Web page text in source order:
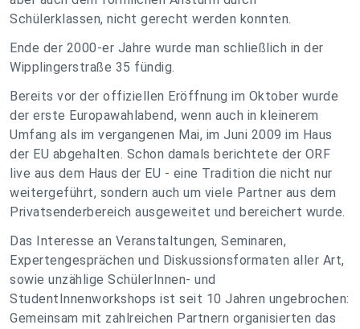
Schülerklassen, nicht gerecht werden konnten.
Ende der 2000-er Jahre wurde man schließlich in der
Wipplingerstraße 35 fündig.
Bereits vor der offiziellen Eröffnung im Oktober wurde
der erste Europawahlabend, wenn auch in kleinerem
Umfang als im vergangenen Mai, im Juni 2009 im Haus
der EU abgehalten. Schon damals berichtete der ORF
live aus dem Haus der EU - eine Tradition die nicht nur
weitergeführt, sondern auch um viele Partner aus dem
Privatsenderbereich ausgeweitet und bereichert wurde.
Das Interesse an Veranstaltungen, Seminaren,
Expertengesprächen und Diskussionsformaten aller Art,
sowie unzählige SchülerInnen- und
StudentInnenworkshops ist seit 10 Jahren ungebrochen:
Gemeinsam mit zahlreichen Partnern organisierten das